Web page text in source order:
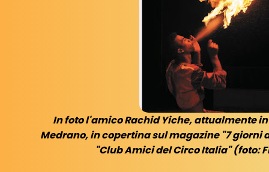
In foto l'amico Rachid Yiche, attualmente
Medrano, in copertina sul magazine "7 giorni
"Club Amici del Circo Italia" (foto: